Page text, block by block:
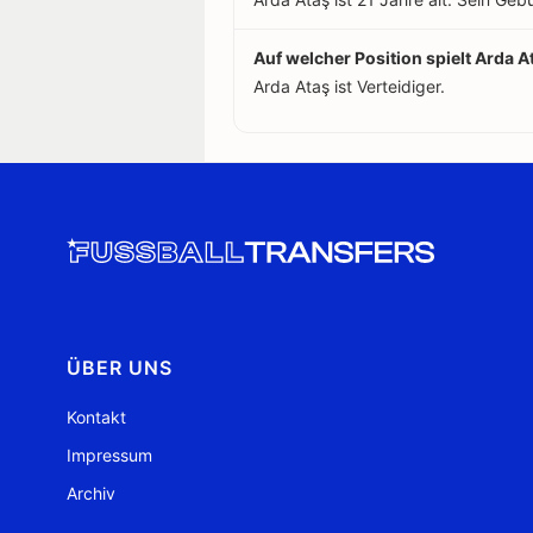
Auf welcher Position spielt Arda
Arda Ataş ist Verteidiger.
ÜBER UNS
Kontakt
Impressum
Archiv